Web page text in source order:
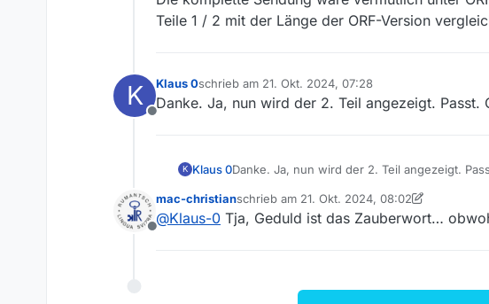
Teile 1 / 2 mit der Länge der ORF-Version
K
Offline
Klaus 0schrieb am 21. Okt. 2024, 07:28
zuletzt editiert von
Danke. Ja, nun wird der 2. Teil angezeigt. Passt.
K Klaus 0Danke. Ja, nun wird der 2. Teil angezeigt.
Offline
mac-christianschrieb am 21. Okt. 2024, 08:02
zuletzt editiert von mac-christian
@Klaus-0 Tja, Geduld ist das Zauberwort…